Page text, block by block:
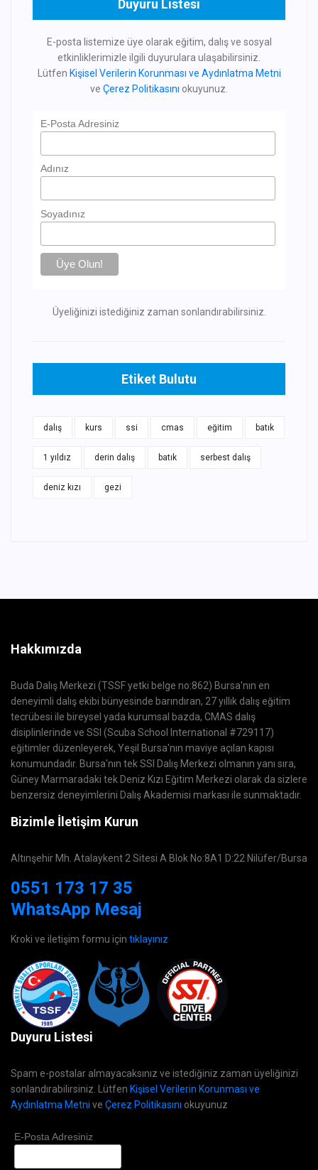
Duyuru Listesi
E-posta listemize üye olarak eğitim, dalış ve sosyal
etkinliklerimizle ilgili duyurulara ulaşabilirsiniz.
Lütfen Kişisel Verilerin Korunması ve Aydınlatma Metni
ve Çerez Politikasını okuyunuz.
E-Posta Adresiniz
Adınız
Soyadınız
Üyeliğinizi istediğiniz zaman sonlandırabilirsiniz.
Etiket Bulutu
dalış kurs ssi cmas eğitim batık
1 yıldız derin dalış batık serbest dalış
deniz kızı gezi
Hakkımızda
Buda Dalış Merkezi (TSSF yetki belge no:862) Bursa'nın en
deneyimli dalış ekibi bünyesinde barındıran, 27 yıllık dalış eğitim
tecrübesi ile bireysel yada kurumsal bazda, CMAS dalış
disiplinlerinde ve SSI (Scuba School International #729117)
eğitimler düzenleyerek, Yeşil Bursa'nın maviye açılan kapısı
konumundadır. Bursa'nın tek SSI Dalış Merkezi olmanın yanı sıra,
Güney Marmaradaki tek Deniz Kızı Eğitim Merkezi olarak da sizlere
benzersiz deneyimlerini Dalış Akademisi markası ile sunmaktadır.
Bizimle İletişim Kurun
Altınşehir Mh. Atalaykent 2 Sitesi A Blok No:8A1 D:22 Nilüfer/Bursa
0551 173 17 35
WhatsApp Mesaj
Kroki ve iletişim formu için tıklayınız
Duyuru Listesi
Spam e-postalar almayacaksınız ve istediğiniz zaman üyeliğinizi
sonlandırabilirsiniz. Lütfen Kişisel Verilerin Korunması ve
Aydınlatma Metni ve Çerez Politikasını okuyunuz
E-Posta Adresiniz